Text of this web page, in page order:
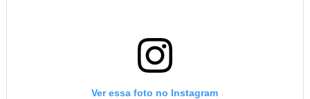
Ver essa foto no Instagram